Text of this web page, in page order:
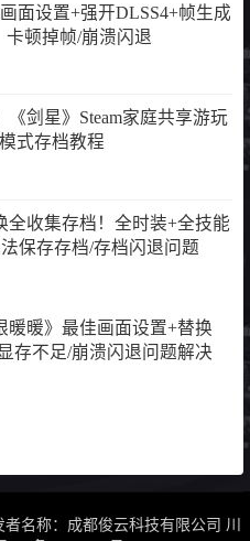
面设置+强开DLSS4+帧生成
卡顿掉帧/崩溃闪退
剑星》Steam家庭共享游玩
式存档教程
全收集存档！全时装+全技能
保存存档/存档闪退问题
暖暖》最佳画面设置+替换
存不足/崩溃闪退问题解决
名称：成都俊云科技有限公司 川